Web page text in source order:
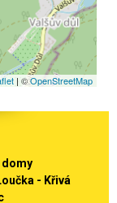
| ©OpenStreetMap
domy
- Křivá